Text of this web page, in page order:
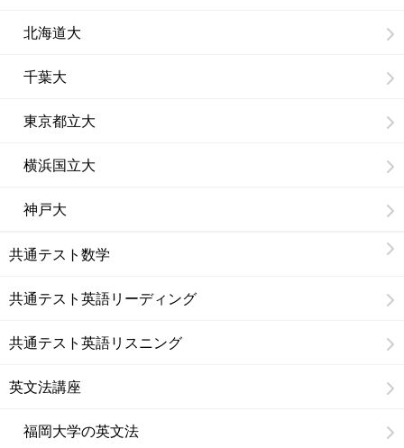
北海道大
千葉大
東京都立大
横浜国立大
神戸大
共通テスト数学
共通テスト英語リーディング
共通テスト英語リスニング
英文法講座
福岡大学の英文法